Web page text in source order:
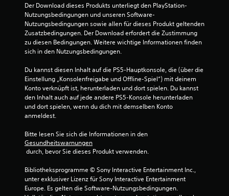
h
e
n
.
b
u
n
g
s
m
d
u
D
u
k
Der Download dieses Produkts unterliegt den PlayStation-
Nutzungsbedingungen und unseren Software-
Nutzungsbedingungen sowie allen für dieses Produkt geltenden
Zusatzbedingungen. Der Download erfordert die Zustimmung
zu diesen Bedingungen. Weitere wichtige Informationen finden
sich in den Nutzungsbedingungen.
Du kannst diesen Inhalt auf die PS5-Hauptkonsole, die (über die
Einstellung „Konsolenfreigabe und Offline-Spiel“) mit deinem
Konto verknüpft ist, herunterladen und dort spielen. Du kannst
den Inhalt auch auf jede andere PS5-Konsole herunterladen
und dort spielen, wenn du dich mit demselben Konto
anmeldest.
Bitte lesen Sie sich die Informationen in den
Gesundheitswarnungen
durch, bevor Sie dieses Produkt verwenden.
Bibliotheksprogramme © Sony Interactive Entertainment Inc.,
unter exklusiver Lizenz für Sony Interactive Entertainment
Europe. Es gelten die Software-Nutzungsbedingungen.